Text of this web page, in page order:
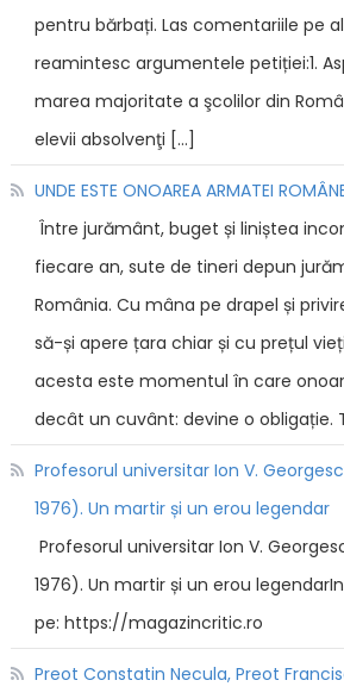
pentru bărbați. Las comentariile pe
reamintesc argumentele petiției:1.
marea majoritate a şcolilor din
elevii absolvenţi […]
UNDE ESTE ONOAREA ARMATEI
Între jurământ, buget și liniștea
fiecare an, sute de tineri depun
România. Cu mâna pe drapel și
să-și apere țara chiar și cu prețul
acesta este momentul în care
decât un cuvânt: devine o obligație.
Profesorul universitar Ion V.
1976). Un martir și un erou legendar
Profesorul universitar Ion V.
1976). Un martir și un erou
pe: https://magazincritic.ro
Preot Constatin Necula, Preot